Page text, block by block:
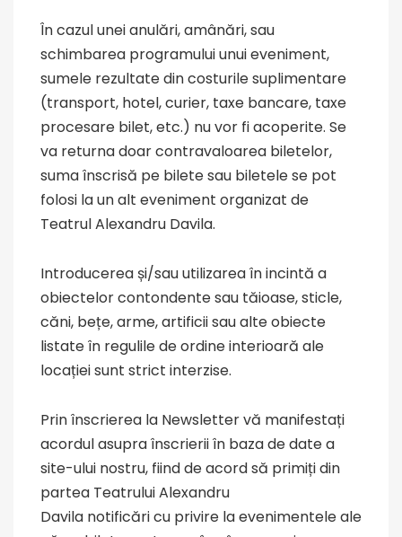
În cazul unei anulări, amânări, sau
schimbarea programului unui eveniment,
sumele rezultate din costurile suplimentare
(transport, hotel, curier, taxe bancare, taxe
procesare bilet, etc.) nu vor fi acoperite. Se
va returna doar contravaloarea biletelor,
suma înscrisă pe bilete sau biletele se pot
folosi la un alt eveniment organizat de
Teatrul Alexandru Davila.
Introducerea și/sau utilizarea în incintă a
obiectelor contondente sau tăioase, sticle,
căni, bețe, arme, artificii sau alte obiecte
listate în regulile de ordine interioară ale
locației sunt strict interzise.
Prin înscrierea la Newsletter vă manifestați
acordul asupra înscrierii în baza de date a
site-ului nostru, fiind de acord să primiți din
partea Teatrului Alexandru
Davila notificări cu privire la evenimentele ale